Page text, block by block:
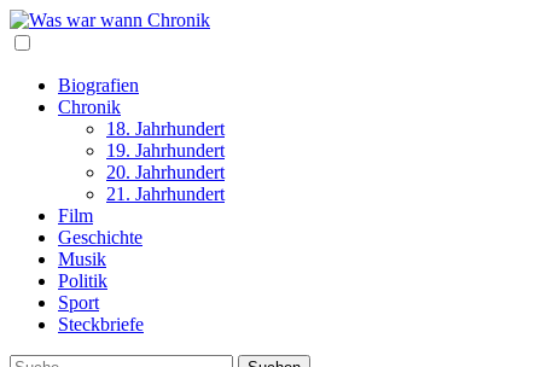
Biografien
Chronik
18. Jahrhundert
19. Jahrhundert
20. Jahrhundert
21. Jahrhundert
Film
Geschichte
Musik
Politik
Sport
Steckbriefe